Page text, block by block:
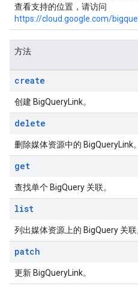
查看支持的位置，请访问
https://cloud.google.com/
方法
create
创建 BigQueryLink。
delete
删除媒体资源中的 BigQueryLink。
get
查找单个 BigQuery 关联。
list
列出媒体资源上的 BigQuery 关联
patch
更新 BigQueryLink。